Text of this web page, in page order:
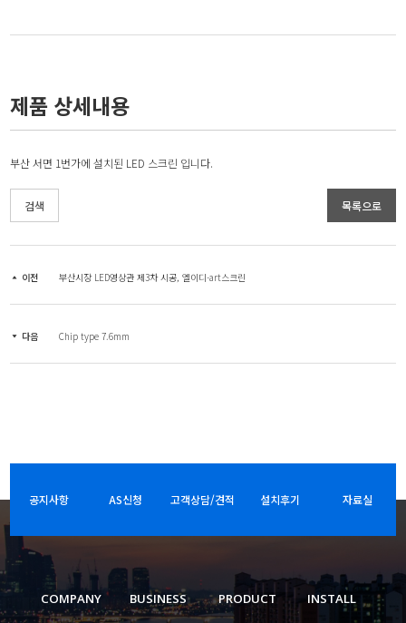
제품 상세내용
부산 서면 1번가에 설치된 LED 스크린 입니다.
검색 목록으로
이전 부산시장 LED영상관 제3차 시공, 엘이디-art스크린
다음 Chip type 7.6mm
공지사항 AS신청 고객상담/견적 설치후기 자료실
COMPANY BUSINESS PRODUCT INSTALL